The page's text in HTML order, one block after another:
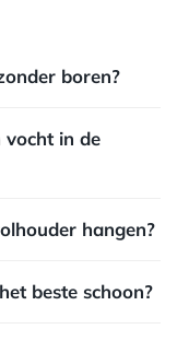
boren?
vocht in de
hangen?
beste schoon?